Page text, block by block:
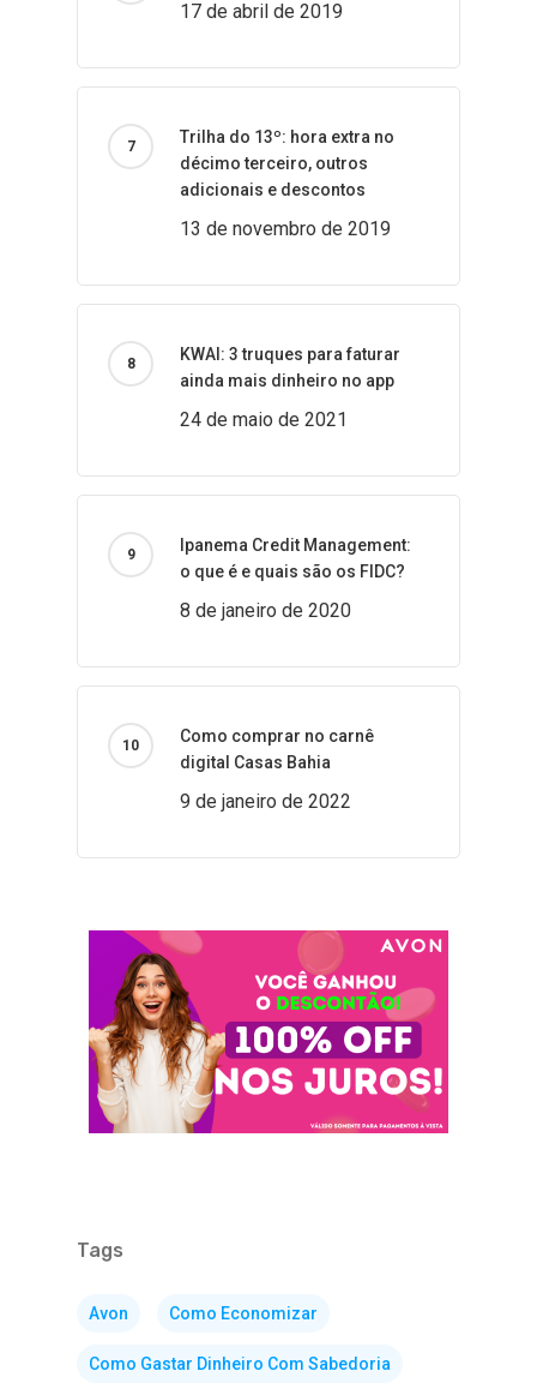
17 de abril de 2019
Trilha do 13º: hora extra no
décimo terceiro, outros
adicionais e descontos
13 de novembro de 2019
KWAI: 3 truques para faturar
ainda mais dinheiro no app
24 de maio de 2021
Ipanema Credit Management:
o que é e quais são os FIDC?
8 de janeiro de 2020
Como comprar no carnê
digital Casas Bahia
9 de janeiro de 2022
Tags
Avon Como Economizar
Como Gastar Dinheiro Com Sabedoria